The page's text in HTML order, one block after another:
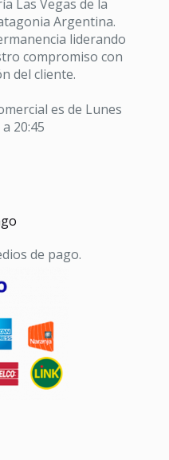
Las Vegas de la
Argentina.
liderando
compromiso con
del cliente.
es de Lunes
20:45
de pago.